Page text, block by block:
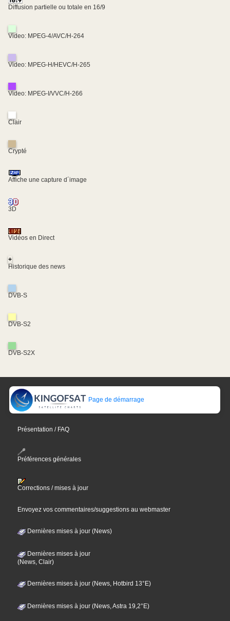
Diffusion partielle ou totale en 16/9
Video: MPEG-4/AVC/H-264
Video: MPEG-H/HEVC/H-265
Video: MPEG-I/VVC/H-266
Clair
Crypté
Affiche une capture d´image
3D
Vidéos en Direct
+
Historique des news
DVB-S
DVB-S2
DVB-S2X
Page de démarrage
Présentation / FAQ
Préférences générales
Corrections / mises à jour
Envoyez vos commentaires/suggestions au webmaster
Dernières mises à jour (News)
Dernières mises à jour
(News, Clair)
Dernières mises à jour (News, Hotbird 13°E)
Dernières mises à jour (News, Astra 19,2°E)